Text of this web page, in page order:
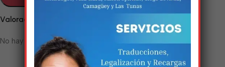
Valoraciones
No hay valoraciones aún.
Estamos trabalhando
nisso!
Em breve, esta página estará
disponível com novidades